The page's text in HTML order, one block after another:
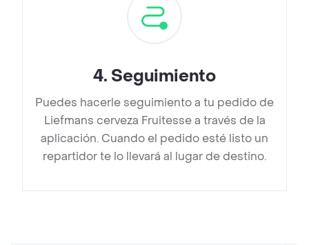
4. Seguimiento
Puedes hacerle seguimiento a tu pedido de
Liefmans cerveza Fruitesse a través de la
aplicación. Cuando el pedido esté listo un
repartidor te lo llevará al lugar de destino.